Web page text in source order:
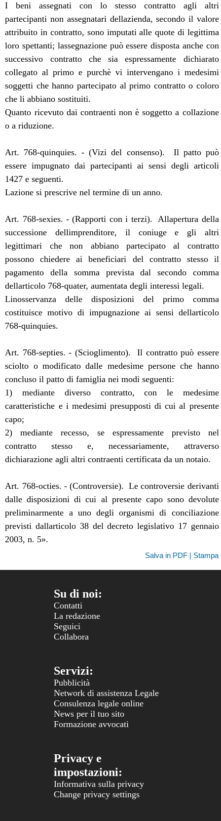
I beni assegnati con lo stesso contratto agli altri
partecipanti non assegnatari dellazienda, secondo il valore
attribuito in contratto, sono imputati alle quote di legittima
loro spettanti; lassegnazione può essere disposta anche con
successivo contratto che sia espressamente dichiarato
collegato al primo e purchè vi intervengano i medesimi
soggetti che hanno partecipato al primo contratto o coloro
che li abbiano sostituiti.
Quanto ricevuto dai contraenti non è soggetto a collazione
o a riduzione.
Art. 768-quinquies. - (Vizi del consenso).  Il patto può
essere impugnato dai partecipanti ai sensi degli articoli
1427 e seguenti.
Lazione si prescrive nel termine di un anno.
Art. 768-sexies. - (Rapporti con i terzi).  Allapertura della
successione dellimprenditore, il coniuge e gli altri
legittimari che non abbiano partecipato al contratto
possono chiedere ai beneficiari del contratto stesso il
pagamento della somma prevista dal secondo comma
dellarticolo 768-quater, aumentata degli interessi legali.
Linosservanza delle disposizioni del primo comma
costituisce motivo di impugnazione ai sensi dellarticolo
768-quinquies.
Art. 768-septies. - (Scioglimento).  Il contratto può essere
sciolto o modificato dalle medesime persone che hanno
concluso il patto di famiglia nei modi seguenti:
1) mediante diverso contratto, con le medesime
caratteristiche e i medesimi presupposti di cui al presente
capo;
2) mediante recesso, se espressamente previsto nel
contratto stesso e, necessariamente, attraverso
dichiarazione agli altri contraenti certificata da un notaio.
Art. 768-octies. - (Controversie).  Le controversie derivanti
dalle disposizioni di cui al presente capo sono devolute
preliminarmente a uno degli organismi di conciliazione
previsti dallarticolo 38 del decreto legislativo 17 gennaio
2003, n. 5».
Salva in PDF | Stampa
Su di noi:
Contatti
La redazione
Seguici
Collabora
Servizi:
Pubblicità
Network di assistenza Legale
Consulenza legale online
News per il tuo sito
Formazione avvocati
Privacy e
impostazioni:
Informativa sulla privacy
Change privacy settings